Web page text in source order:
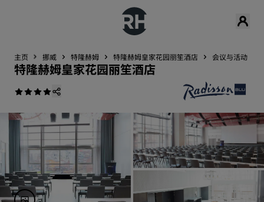
主页 挪威 特隆赫姆 特隆赫姆皇家花园丽笙酒店 会议与活动
特隆赫姆皇家花园丽笙酒店